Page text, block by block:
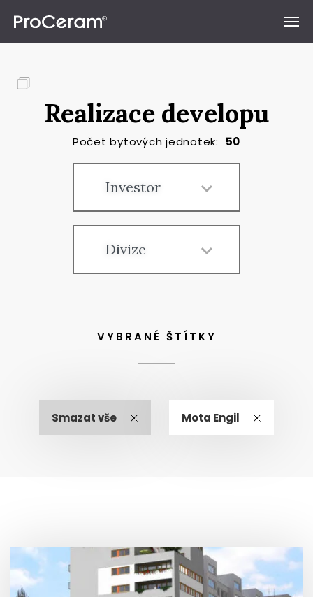
Realizace developu
Počet bytových jednotek: 50
Investor
Divize
VYBRANÉ ŠTÍTKY
Smazat vše Mota Engil